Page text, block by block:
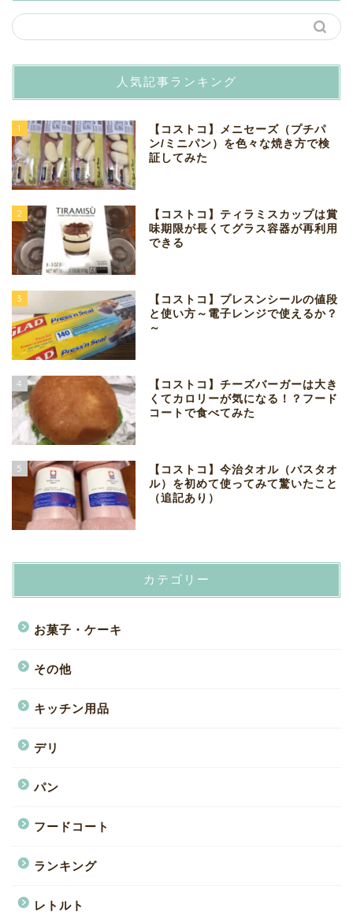
人気記事ランキング
1
【コストコ】メニセーズ（プチパ
ン/ミニパン）を色々な焼き方で検
証してみた
2
【コストコ】ティラミスカップは賞
味期限が長くてグラス容器が再利用
できる
3
【コストコ】プレスンシールの値段
と使い方～電子レンジで使えるか？
～
4
【コストコ】チーズバーガーは大き
くてカロリーが気になる！？フード
コートで食べてみた
5
【コストコ】今治タオル（バスタオ
ル）を初めて使ってみて驚いたこと
（追記あり）
カテゴリー
お菓子・ケーキ
その他
キッチン用品
デリ
パン
フードコート
ランキング
レトルト